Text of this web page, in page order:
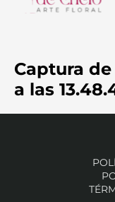
Captura
a las